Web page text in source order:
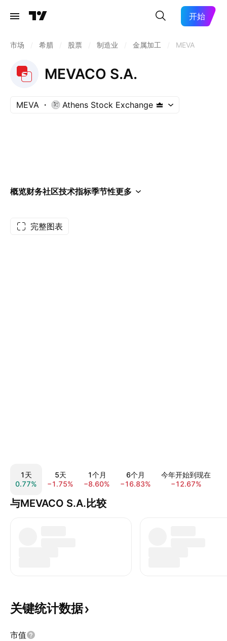
开始
市场 希腊 股票 制造业 金属加工 MEVA
MEVACO S.A.
MEVA Athens Stock Exchange
概览财务社区技术指标季节性更多
完整图表
1天
0.77%
5天
−1.75%
1个月
−8.60%
6个月
−16.83%
今年开始到现在
−12.67%
与MEVACO S.A.比较
关键统计数据
市值